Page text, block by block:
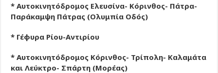
* Αυτοκινητόδρομος Ελευσίνα- Κόρινθος- Πάτρα-
Παράκαμψη Πάτρας (Ολυμπία Οδός)
* Γέφυρα Ρίου-Αντιρίου
* Αυτοκινητόδρομος Κόρινθος- Τρίπολη- Καλαμάτα
και Λεύκτρο- Σπάρτη (Μορέας)